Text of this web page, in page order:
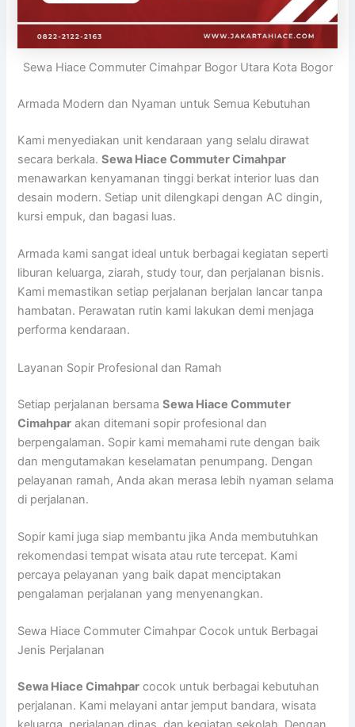
Sewa Hiace Commuter Cimahpar Bogor Utara Kota Bogor
Armada Modern dan Nyaman untuk Semua Kebutuhan
Kami menyediakan unit kendaraan yang selalu dirawat
secara berkala.Sewa Hiace Commuter Cimahpar
menawarkan kenyamanan tinggi berkat interior luas dan
desain modern. Setiap unit dilengkapi dengan AC dingin,
kursi empuk, dan bagasi luas.
Armada kami sangat ideal untuk berbagai kegiatan seperti
liburan keluarga, ziarah, study tour, dan perjalanan bisnis.
Kami memastikan setiap perjalanan berjalan lancar tanpa
hambatan. Perawatan rutin kami lakukan demi menjaga
performa kendaraan.
Layanan Sopir Profesional dan Ramah
Setiap perjalanan bersamaSewa Hiace Commuter
Cimahpar akan ditemani sopir profesional dan
berpengalaman. Sopir kami memahami rute dengan baik
dan mengutamakan keselamatan penumpang. Dengan
pelayanan ramah, Anda akan merasa lebih nyaman selama
di perjalanan.
Sopir kami juga siap membantu jika Anda membutuhkan
rekomendasi tempat wisata atau rute tercepat. Kami
percaya pelayanan yang baik dapat menciptakan
pengalaman perjalanan yang menyenangkan.
Sewa Hiace Commuter Cimahpar Cocok untuk Berbagai
Jenis Perjalanan
Sewa Hiace Cimahpar cocok untuk berbagai kebutuhan
perjalanan. Kami melayani antar jemput bandara, wisata